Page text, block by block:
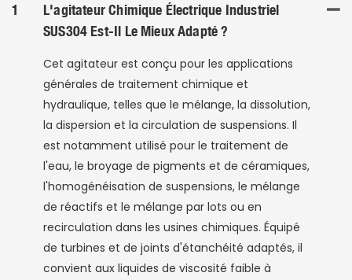
1
L'agitateur Chimique Électrique Industriel
SUS304 Est-Il Le Mieux Adapté ?
Cet agitateur est conçu pour les applications
générales de traitement chimique et
hydraulique, telles que le mélange, la dissolution,
la dispersion et la circulation de suspensions. Il
est notamment utilisé pour le traitement de
l'eau, le broyage de pigments et de céramiques,
l'homogénéisation de suspensions, le mélange
de réactifs et le mélange par lots ou en
recirculation dans les usines chimiques. Équipé
de turbines et de joints d'étanchéité adaptés, il
convient aux liquides de viscosité faible à